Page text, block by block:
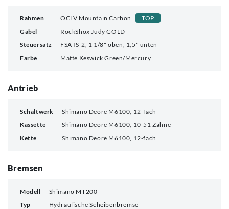
Rahmen OCLV Mountain Carbon
TOP
Gabel
RockShox Judy GOLD
Steuersatz
FSA IS-2, 1 1/8" oben, 1,5" unten
Farbe
Matte Keswick Green/Mercury
Antrieb
Schaltwerk
Shimano Deore M6100, 12-fach
Kassette
Shimano Deore M6100, 10-51 Zähne
Kette
Shimano Deore M6100, 12-fach
Bremsen
Modell
Shimano MT200
Typ
Hydraulische Scheibenbremse